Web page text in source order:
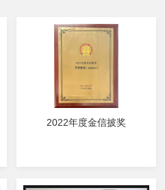
2022年度金信披奖